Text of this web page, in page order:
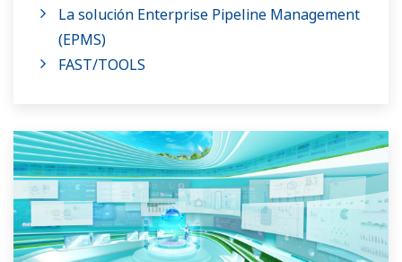
La solución Enterprise Pipeline Management
(EPMS)
FAST/TOOLS